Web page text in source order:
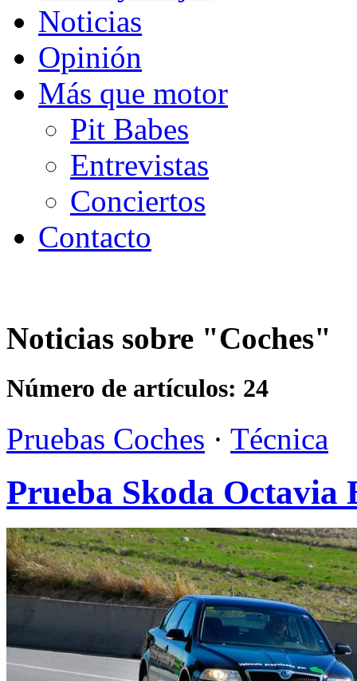
Noticias
Opinión
Más que motor
Pit Babes
Entrevistas
Conciertos
Contacto
Noticias sobre "Coches"
Número de artículos: 24
Pruebas Coches · Técnica
Prueba Skoda Octavia